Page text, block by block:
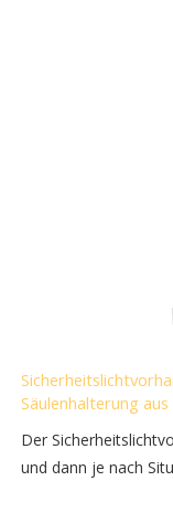
Säulenhalterung
Der
und dann je nach